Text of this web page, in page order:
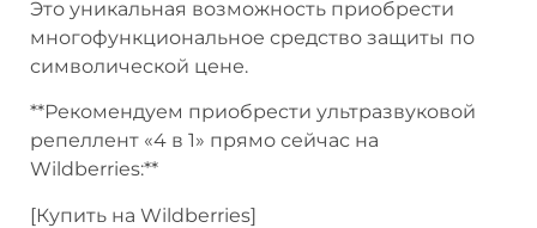
Это уникальная возможность приобрести
многофункциональное средство защиты по
символической цене.
**Рекомендуем приобрести ультразвуковой
репеллент «4 в 1» прямо сейчас на
Wildberries:**
[Купить на Wildberries]